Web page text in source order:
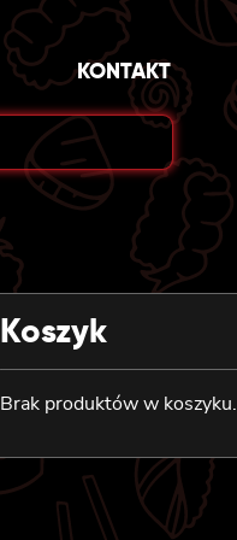
KONTAKT
Koszyk
Brak produktów w koszyku.